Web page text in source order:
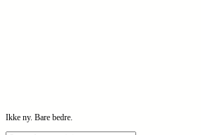
Ikke ny. Bare bedre.